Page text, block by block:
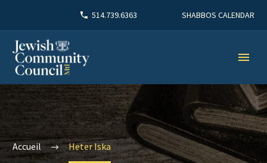
514.739.6363 SHABBOS CALENDAR
Accueil Heter Iska